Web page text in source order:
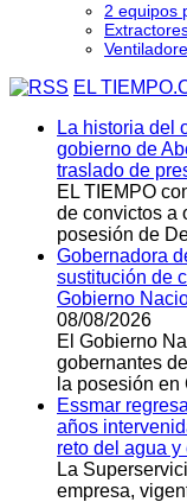
2 equipos
EL
La historia del
gobierno de
traslado de
EL TIEMPO
de convictos a
posesión de
Gobernadora
sustitución de
Gobierno
08/08/2026
El Gobierno
gobernantes
la posesión en
Essmar
años
reto del agua
La
empresa,